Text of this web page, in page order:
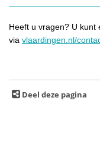
Heeft u vragen? U kunt
via vlaardingen.nl/
Deel deze pagina